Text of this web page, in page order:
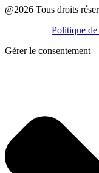
@2026 Tous droits
Politique
Gérer le consentement